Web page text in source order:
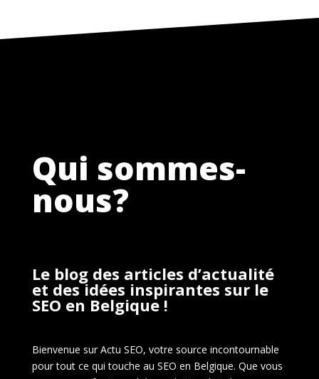
Qui sommes-
nous?
Le blog des articles d’actualité
et des idées inspirantes sur le
SEO en Belgique !
Bienvenue sur Actu SEO, votre source incontournable
pour tout ce qui touche au SEO en Belgique. Que vous